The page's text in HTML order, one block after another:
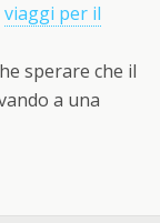
viaggi per il
sperare che il
a una